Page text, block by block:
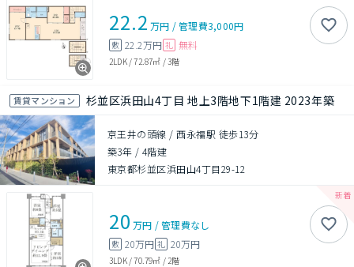
22.2 万円 /管理費3,000円
敷 22.2万円 礼 無料
2LDK/72.87㎡ /3階
賃貸マンション 杉並区浜田山4丁目 地上3階地下1階建 2023年築
京王井の頭線 / 西永福駅 徒歩13分
築3年 / 4階建
東京都杉並区浜田山4丁目29-12
20 万円 /管理費なし
敷 20万円 礼 20万円
3LDK/70.79㎡ / 2階